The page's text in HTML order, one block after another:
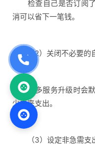
检查自己是否订阅了
消可以省下一笔钱。
（2）关闭不必要的
很多服务升级时会默
少未来支出。
（3）设定非急需支